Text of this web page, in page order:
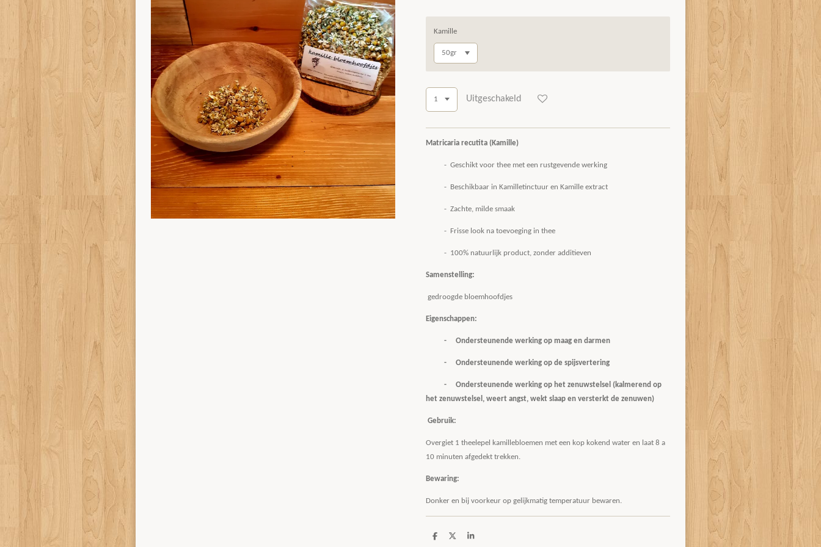
Kamille
Uitgeschakeld
Matricaria recutita (Kamille)
- Geschikt voor thee met een rustgevende werking
- Beschikbaar in Kamilletinctuur en Kamille extract
- Zachte, milde smaak
- Frisse look na toevoeging in thee
- 100% natuurlijk product, zonder additieven
Samenstelling:
gedroogde bloemhoofdjes
Eigenschappen:
- Ondersteunende werking op maag en darmen
- Ondersteunende werking op de spijsvertering
- Ondersteunende werking op het zenuwstelsel (kalmerend op
het zenuwstelsel, weert angst, wekt slaap en versterkt de zenuwen)
Gebruik:
Overgiet 1 theelepel kamillebloemen met een kop kokend water en laat 8 a
10 minuten afgedekt trekken.
Bewaring:
Donker en bij voorkeur op gelijkmatig temperatuur bewaren.
D
D
S